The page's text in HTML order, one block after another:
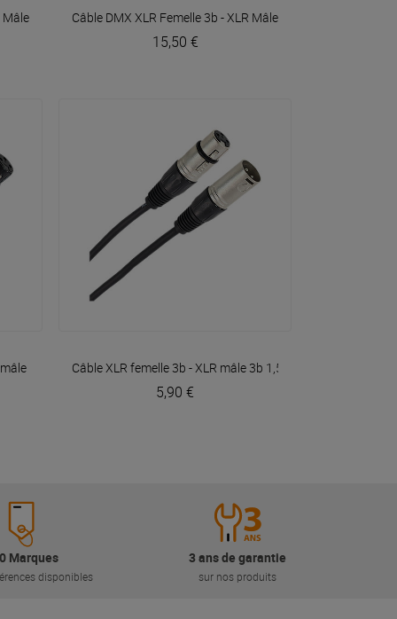
Mâle 3b 1m50 EasyPlugger
VOIR EN DÉTAIL
Câble DMX XLR Femelle 3b - XLR Mâle 3b 10m Easy
15,50 €
3b 3m Easy PluggerVOIR EN DÉTAIL
Câble XLR femelle 3b - XLR mâle 3b 1,50m Easy
5,90 €
Marques
disponibles
3 ans de garantie
sur nos produits